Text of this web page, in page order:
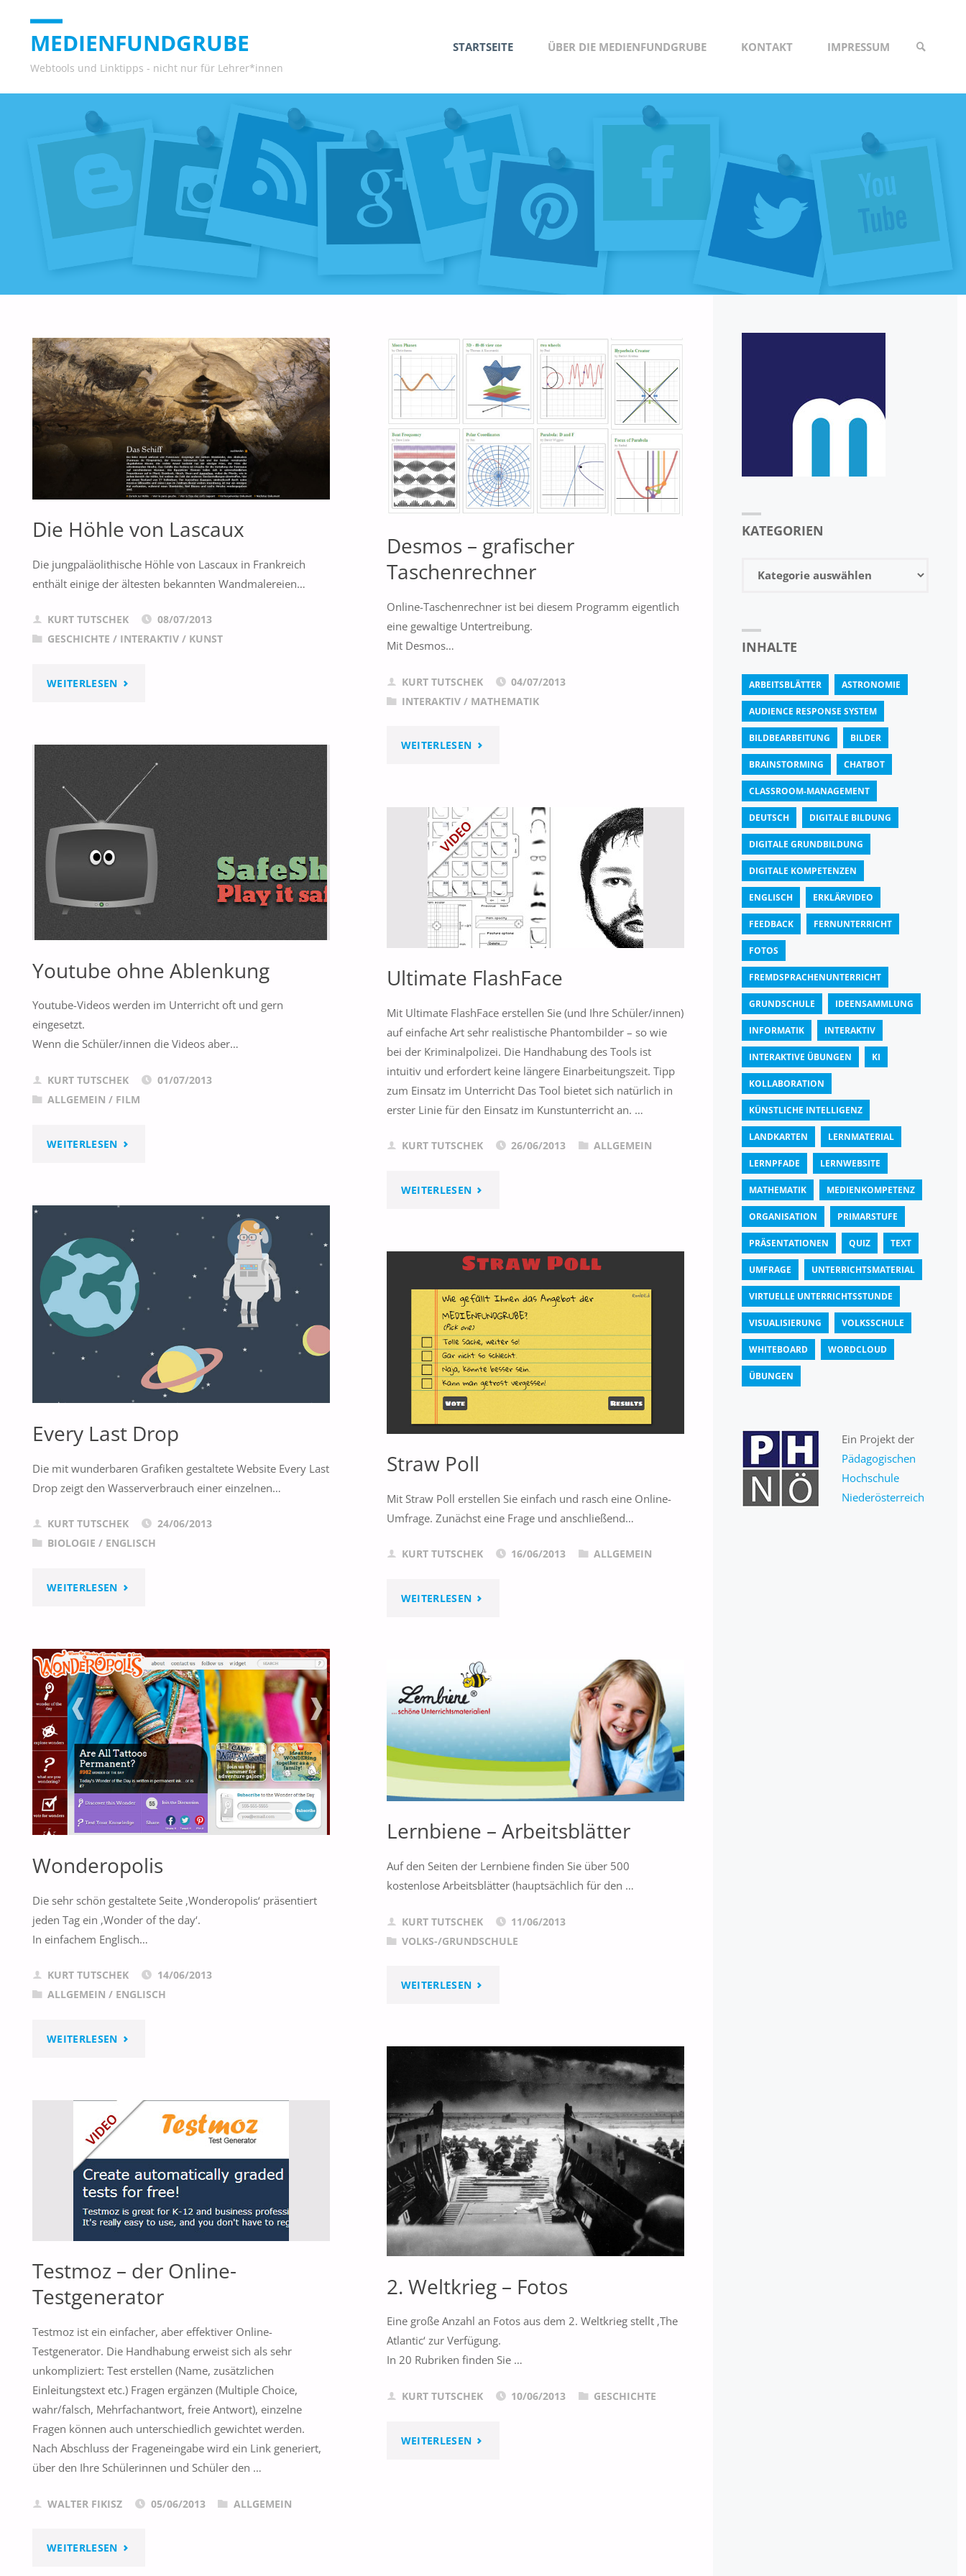
MEDIENFUNDGRUBE
Webtools und Linktipps - nicht nur für Lehrer*innen
Inhalt
springen
STARTSEITE ÜBER DIE MEDIENFUNDGRUBE KONTAKT IMPRESSUM
Die Höhle von Lascaux
Die jungpaläolithische Höhle von Lascaux in Frankreich
enthält einige der ältesten bekannten Wandmalereien…
KURT TUTSCHEK
08/07/2013
GESCHICHTE / INTERAKTIV / KUNST
WEITERLESEN"DIE
VON
LASCAUX"
Desmos – grafischer
Taschenrechner
Online-Taschenrechner ist bei diesem Programm eigentlich
eine gewaltige Untertreibung.
Mit Desmos…
KURT TUTSCHEK
04/07/2013
INTERAKTIV / MATHEMATIK
WEITERLESEN"DESMOS
GRAFISCHER
TASCHENRECHNER"
Youtube ohne Ablenkung
Youtube-Videos werden im Unterricht oft und gern
eingesetzt.
Wenn die Schüler/innen die Videos aber…
KURT TUTSCHEK
01/07/2013
ALLGEMEIN / FILM
WEITERLESEN"YOUTUBE
ABLENKUNG"
Ultimate FlashFace
Mit Ultimate FlashFace erstellen Sie (und Ihre Schüler/innen)
auf einfache Art sehr realistische Phantombilder – so wie
bei der Kriminalpolizei. Die Handhabung des Tools ist
intuitiv und erfordert keine längere Einarbeitungszeit. Tipp
zum Einsatz im Unterricht Das Tool bietet sich natürlich in
erster Linie für den Einsatz im Kunstunterricht an. …
KURT TUTSCHEK 26/06/2013 ALLGEMEIN
WEITERLESEN"ULTIMATE
Every Last Drop
Die mit wunderbaren Grafiken gestaltete Website Every Last
Drop zeigt den Wasserverbrauch einer einzelnen…
KURT TUTSCHEK
24/06/2013
BIOLOGIE / ENGLISCH
WEITERLESEN"EVERY
DROP"
Straw Poll
Mit Straw Poll erstellen Sie einfach und rasch eine Online-
Umfrage. Zunächst eine Frage und anschließend…
KURT TUTSCHEK 16/06/2013 ALLGEMEIN
WEITERLESEN"STRAW
Wonderopolis
Die sehr schön gestaltete Seite ‚Wonderopolis‘ präsentiert
jeden Tag ein ‚Wonder of the day‘.
In einfachem Englisch…
KURT TUTSCHEK
14/06/2013
ALLGEMEIN / ENGLISCH
WEITERLESEN"WONDEROPOLIS"
Lernbiene – Arbeitsblätter
Auf den Seiten der Lernbiene finden Sie über 500
kostenlose Arbeitsblätter (hauptsächlich für den …
KURT TUTSCHEK
11/06/2013
VOLKS-/GRUNDSCHULE
WEITERLESEN"LERNBIENE
ARBEITSBLÄTTER"
2. Weltkrieg – Fotos
Eine große Anzahl an Fotos aus dem 2. Weltkrieg stellt ‚The
Atlantic‘ zur Verfügung.
In 20 Rubriken finden Sie …
KURT TUTSCHEK 10/06/2013 GESCHICHTE
WEITERLESEN"2.
Testmoz – der Online-
Testgenerator
Testmoz ist ein einfacher, aber effektiver Online-
Testgenerator. Die Handhabung erweist sich als sehr
unkompliziert: Test erstellen (Name, zusätzlichen
Einleitungstext etc.) Fragen ergänzen (Multiple Choice,
wahr/falsch, Mehrfachantwort, freie Antwort), einzelne
Fragen können auch unterschiedlich gewichtet werden.
Nach Abschluss der Frageneingabe wird ein Link generiert,
über den Ihre Schülerinnen und Schüler den …
WALTER FIKISZ 05/06/2013 ALLGEMEIN
WEITERLESEN"TESTMOZ
KATEGORIEN
INHALTE
ARBEITSBLÄTTER ASTRONOMIE
AUDIENCE RESPONSE SYSTEM
BILDBEARBEITUNG BILDER
BRAINSTORMING CHATBOT
CLASSROOM-MANAGEMENT
DEUTSCH DIGITALE BILDUNG
DIGITALE GRUNDBILDUNG
DIGITALE KOMPETENZEN
ENGLISCH ERKLÄRVIDEO
FEEDBACK FERNUNTERRICHT
FOTOS
FREMDSPRACHENUNTERRICHT
GRUNDSCHULE IDEENSAMMLUNG
INFORMATIK INTERAKTIV
INTERAKTIVE ÜBUNGEN KI
KOLLABORATION
KÜNSTLICHE INTELLIGENZ
LANDKARTEN LERNMATERIAL
LERNPFADE LERNWEBSITE
MATHEMATIK MEDIENKOMPETENZ
ORGANISATION PRIMARSTUFE
PRÄSENTATIONEN QUIZ TEXT
UMFRAGE UNTERRICHTSMATERIAL
VIRTUELLE UNTERRICHTSSTUNDE
VISUALISIERUNG VOLKSSCHULE
WHITEBOARD WORDCLOUD
ÜBUNGEN
Ein Projekt der
Pädagogischen
Hochschule
Niederösterreich